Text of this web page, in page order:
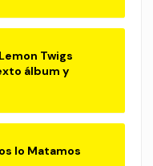
Twigs
álbum y
lo Matamos